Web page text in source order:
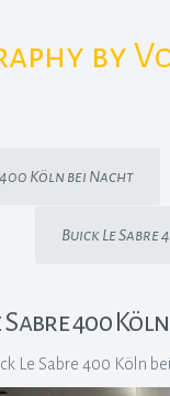
by
400 Köln bei Nacht
Buick Le Sabre
Sabre 400
Le Sabre 400 Köln